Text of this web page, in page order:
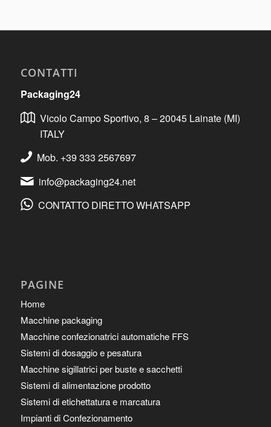
CONTATTI
Packaging24
Vicolo Campo Sportivo, 8 – 20045 Lainate (MI)
ITALY
Mob. +39 333 2567697
info@packaging24.net
CONTATTO DIRETTO WHATSAPP
PAGINE
Home
Macchine packaging
Macchine confezionatrici automatiche FFS
Sistemi di dosaggio e pesatura
Macchine sigillatrici per buste e sacchetti
Sistemi di alimentazione prodotto
Sistemi di etichettatura e marcatura
Impianti di Confezionamento